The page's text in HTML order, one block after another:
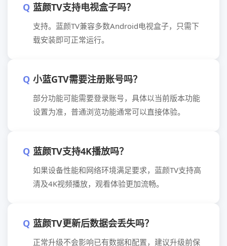
蓝颜TV支持电视盒子吗？
支持。蓝颜TV兼容多数Android电视盒子，只需下
载安装即可正常运行。
小蓝GTV需要注册账号吗？
部分功能可能需要登录账号，具体以当前版本功能
设置为准，普通浏览功能通常可以直接体验。
蓝颜TV支持4K播放吗？
如果设备性能和网络环境满足要求，蓝颜TV支持高
清及4K视频播放，观看体验更加流畅。
蓝颜TV更新后数据会丢失吗？
正常升级不会影响已有数据和配置，建议升级前保